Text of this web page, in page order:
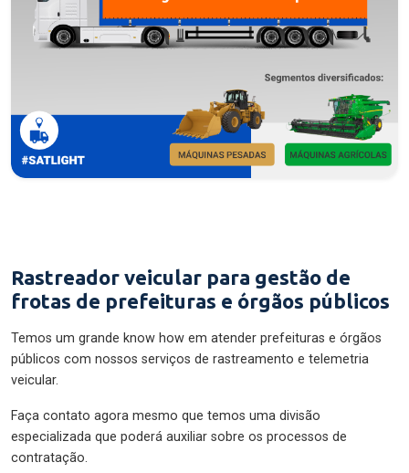
Rastreador veicular para gestão de
frotas de prefeituras e órgãos públicos
Temos um grande know how em atender prefeituras e órgãos
públicos com nossos serviços de rastreamento e telemetria
veicular.
Faça contato agora mesmo que temos uma divisão
especializada que poderá auxiliar sobre os processos de
contratação.